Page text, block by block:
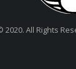
2020. All Rights